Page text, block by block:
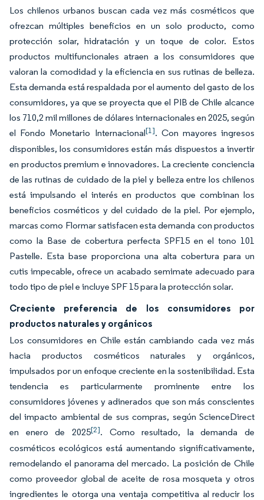
Los chilenos urbanos buscan cada vez más cosméticos que
ofrezcan múltiples beneficios en un solo producto, como
protección solar, hidratación y un toque de color. Estos
productos multifuncionales atraen a los consumidores que
valoran la comodidad y la eficiencia en sus rutinas de belleza.
Esta demanda está respaldada por el aumento del gasto de los
consumidores, ya que se proyecta que el PIB de Chile alcance
los 710,2 mil millones de dólares internacionales en 2025, según
el Fondo Monetario Internacional[1]. Con mayores ingresos
disponibles, los consumidores están más dispuestos a invertir
en productos premium e innovadores. La creciente conciencia
de las rutinas de cuidado de la piel y belleza entre los chilenos
está impulsando el interés en productos que combinan los
beneficios cosméticos y del cuidado de la piel. Por ejemplo,
marcas como Flormar satisfacen esta demanda con productos
como la Base de cobertura perfecta SPF15 en el tono 101
Pastelle. Esta base proporciona una alta cobertura para un
cutis impecable, ofrece un acabado semimate adecuado para
todo tipo de piel e incluye SPF 15 para la protección solar.
Creciente preferencia de los consumidores por
productos naturales y orgánicos
Los consumidores en Chile están cambiando cada vez más
hacia productos cosméticos naturales y orgánicos,
impulsados por un enfoque creciente en la sostenibilidad. Esta
tendencia es particularmente prominente entre los
consumidores jóvenes y adinerados que son más conscientes
del impacto ambiental de sus compras, según ScienceDirect
en enero de 2025[2]. Como resultado, la demanda de
cosméticos ecológicos está aumentando significativamente,
remodelando el panorama del mercado. La posición de Chile
como proveedor global de aceite de rosa mosqueta y otros
ingredientes le otorga una ventaja competitiva al reducir los